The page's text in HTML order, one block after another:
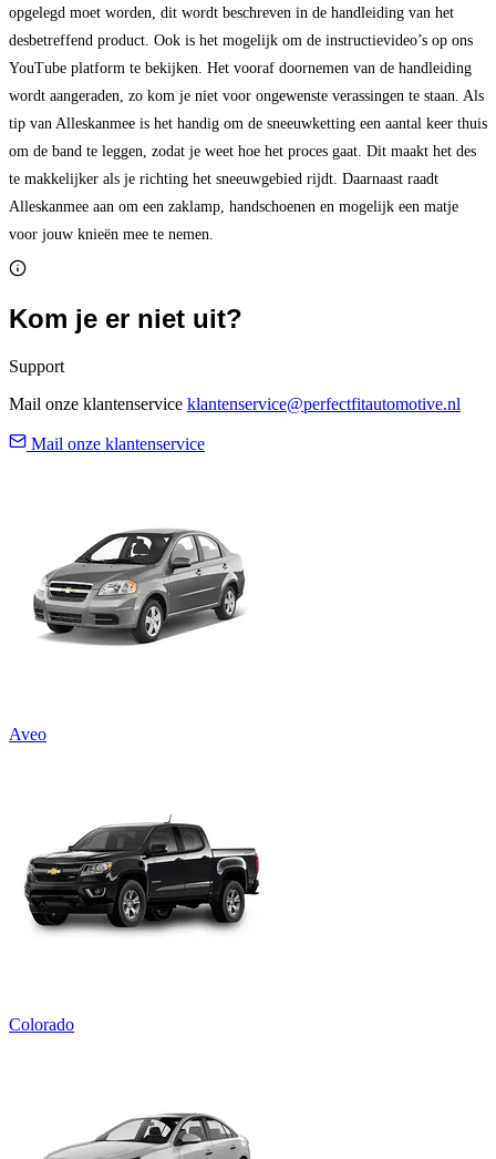
opgelegd moet worden, dit wordt beschreven in de handleiding van het
desbetreffend product. Ook is het mogelijk om de instructievideo’s op ons
YouTube platform te bekijken. Het vooraf doornemen van de handleiding
wordt aangeraden, zo kom je niet voor ongewenste verassingen te staan. Als
tip van Alleskanmee is het handig om de sneeuwketting een aantal keer thuis
om de band te leggen, zodat je weet hoe het proces gaat. Dit maakt het des
te makkelijker als je richting het sneeuwgebied rijdt. Daarnaast raadt
Alleskanmee aan om een zaklamp, handschoenen en mogelijk een matje
voor jouw knieën mee te nemen.
Kom je er niet uit?
Support
Mail onze klantenservice klantenservice@perfectfitautomotive.nl
Mail onze klantenservice
Aveo
Colorado